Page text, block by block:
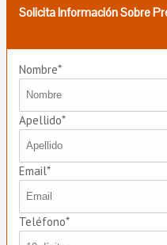
Solicita Información Sobre
Nombre*
Apellido*
Email*
Teléfono*